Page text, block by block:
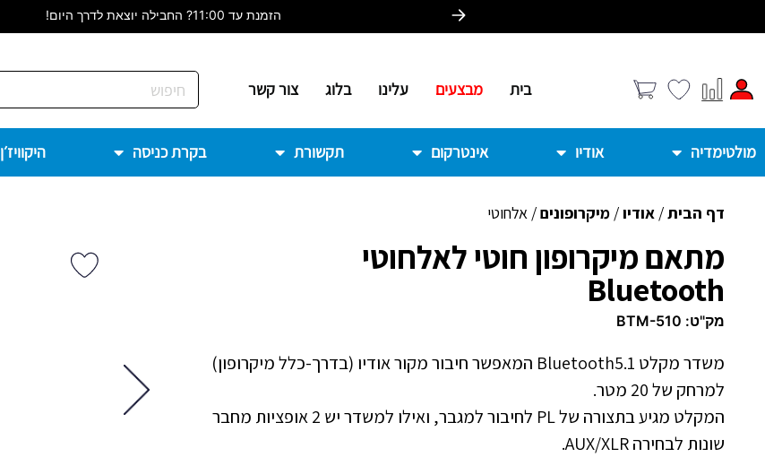
המחירים המוצגים הינם לרכישה באתר בלבד
בית מבצעים עלינו בלוג צור קשר
מולטימדיה אודיו אינטרקום תקשורת בקרת כניסה היקוויז׳ן
דף הבית/ אודיו/ מיקרופונים/ אלחוטי
מתאם מיקרופון חוטי לאלחוטי
Bluetooth
מק"ט: BTM-510
משדר מקלט Bluetooth5.1 המאפשר חיבור מקור אודיו (בדרך-כלל מיקרופון)
למרחק של 20 מטר.
המקלט מגיע בתצורה של PL לחיבור למגבר, ואילו למשדר יש 2 אופציות מחבר
שונות לבחירה AUX/XLR.